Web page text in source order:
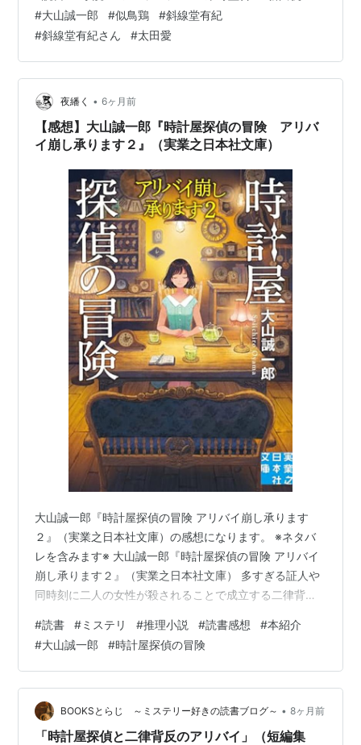
び！人気と実力を誇る東野圭吾のほか、脚本家としても
著名な太田愛、新進気鋭の新川帆立や斜線堂有紀に加
え、支持の厚い大山誠一郎と似鳥鶏の新作書下ろしが楽
しめる、豪華アンソロジー第２弾。全編新作書下ろし！
これぞ、ミ…
#大山誠一郎 #似鳥鶏 #斜線堂有紀
#斜線堂有紀さん #太田愛
夜繙く • 6ヶ月前
【感想】大山誠一郎『時計屋探偵の冒険 アリバ
イ崩し承ります２』（実業之日本社文庫）
大山誠一郎『時計屋探偵の冒険 アリバイ崩し承ります
２』（実業之日本社文庫）の感想になります。 ※ネタバ
レを含みます※ 大山誠一郎『時計屋探偵の冒険 アリバイ
崩し承ります２』（実業之日本社文庫） 多すぎる証人や
同時刻に二人の女性が殺されることで成立する二律背反
探偵と沈める車のアリバイ 時計屋探偵と多すぎる証人の
アリバイ 時計屋探偵と一族のアリバイ 時計屋探偵と二律
背反のアリバイ 時計屋探偵と夏休みのアリバイ 大山誠一
郎『時計屋探偵の冒険 アリバイ崩し承ります２』（実業
之日本社文庫） 時計屋探偵の冒険 アリバイ崩し承ります
２ (実業之日本社文庫…
#読書 #ミステリ #推理小説 #読書感想 #本紹介
#大山誠一郎 #時計屋探偵の冒険
BOOKSとらじ ～ミステリー好きの読書ブログ～ • 8ヶ月前
「時計屋探偵と二律背反のアリバイ」（短編集